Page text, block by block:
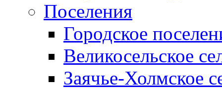
Поселения
Городское
Великосельское
Заячье-Холмское